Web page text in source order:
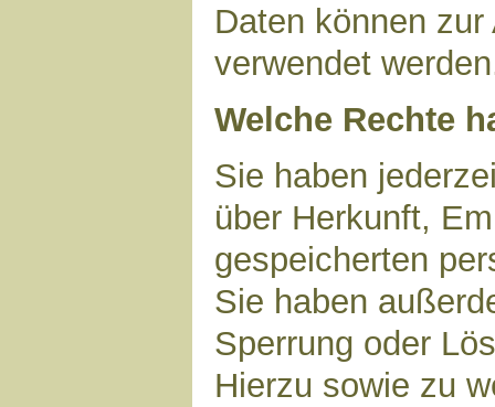
Daten können
verwendet
Welche Rechte
Sie haben
über Herkunft,
gespeicherten
Sie haben
Sperrung oder
Hierzu sowie zu